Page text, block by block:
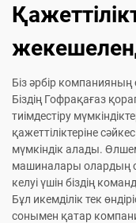
Біз әрбір компанияның
Біздің Гофрақағаз
тиімдестіру
қажеттіліктеріне
мүмкіндік алады.
машиналары олардың
келуі үшін біздің
Бұл икемділік тек
сонымен қатар